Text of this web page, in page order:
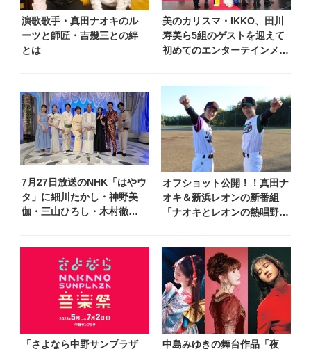
演歌歌手・真田ナオキのル
ーツと師匠・吉幾三との絆
とは
美のカリスマ・IKKO、田川
寿美ら5組のゲストを迎えて
初めてのエンターテインメン
7月27日放送のNHK「はやウ
タ」に細川たかし・神野美
伽・三山ひろし・木村徹
オフショット公開！！真田ナ
オキ＆新浜レオンの新番組
「ナオキとレオンの熱唱野球
「さよなら中野サンプラザ 中島みゆきの舞台作品「夜